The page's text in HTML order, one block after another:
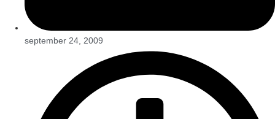
september 24, 2009